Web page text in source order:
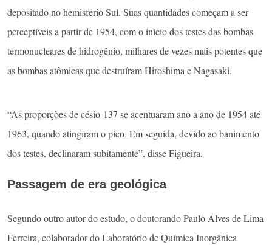
depositado no hemisfério Sul. Suas quantidades começam a ser
perceptíveis a partir de 1954, com o início dos testes das bombas
termonucleares de hidrogênio, milhares de vezes mais potentes que
as bombas atômicas que destruíram Hiroshima e Nagasaki.
“As proporções de césio-137 se acentuaram ano a ano de 1954 até
1963, quando atingiram o pico. Em seguida, devido ao banimento
dos testes, declinaram subitamente”, disse Figueira.
Passagem de era geológica
Segundo outro autor do estudo, o doutorando Paulo Alves de Lima
Ferreira, colaborador do Laboratório de Química Inorgânica